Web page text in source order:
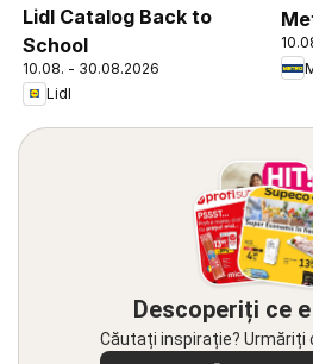
Lidl Catalog Back to
School
10.08. - 30.08.2026
Lidl
Descoperiți ce
Căutați inspirație? Urmăriți